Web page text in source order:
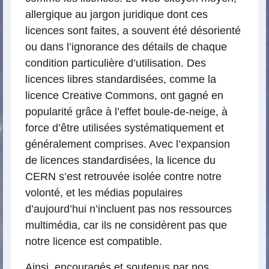
allergique au jargon juridique dont ces
licences sont faites, a souvent été désorienté
ou dans l’ignorance des détails de chaque
condition particulière d’utilisation. Des
licences libres standardisées, comme la
licence Creative Commons, ont gagné en
popularité grâce à l’effet boule-de-neige, à
force d’être utilisées systématiquement et
généralement comprises. Avec l’expansion
de licences standardisées, la licence du
CERN s’est retrouvée isolée contre notre
volonté, et les médias populaires
d’aujourd’hui n’incluent pas nos ressources
multimédia, car ils ne considèrent pas que
notre licence est compatible.